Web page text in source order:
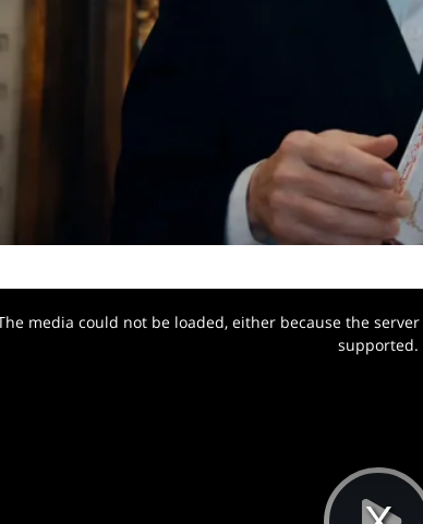
media could not be loaded, either because the
supported.